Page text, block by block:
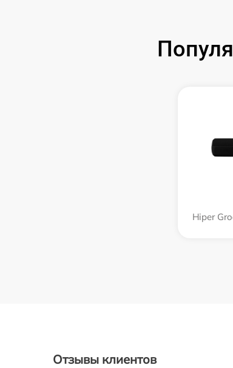
Hiper
Отзывы клиентов